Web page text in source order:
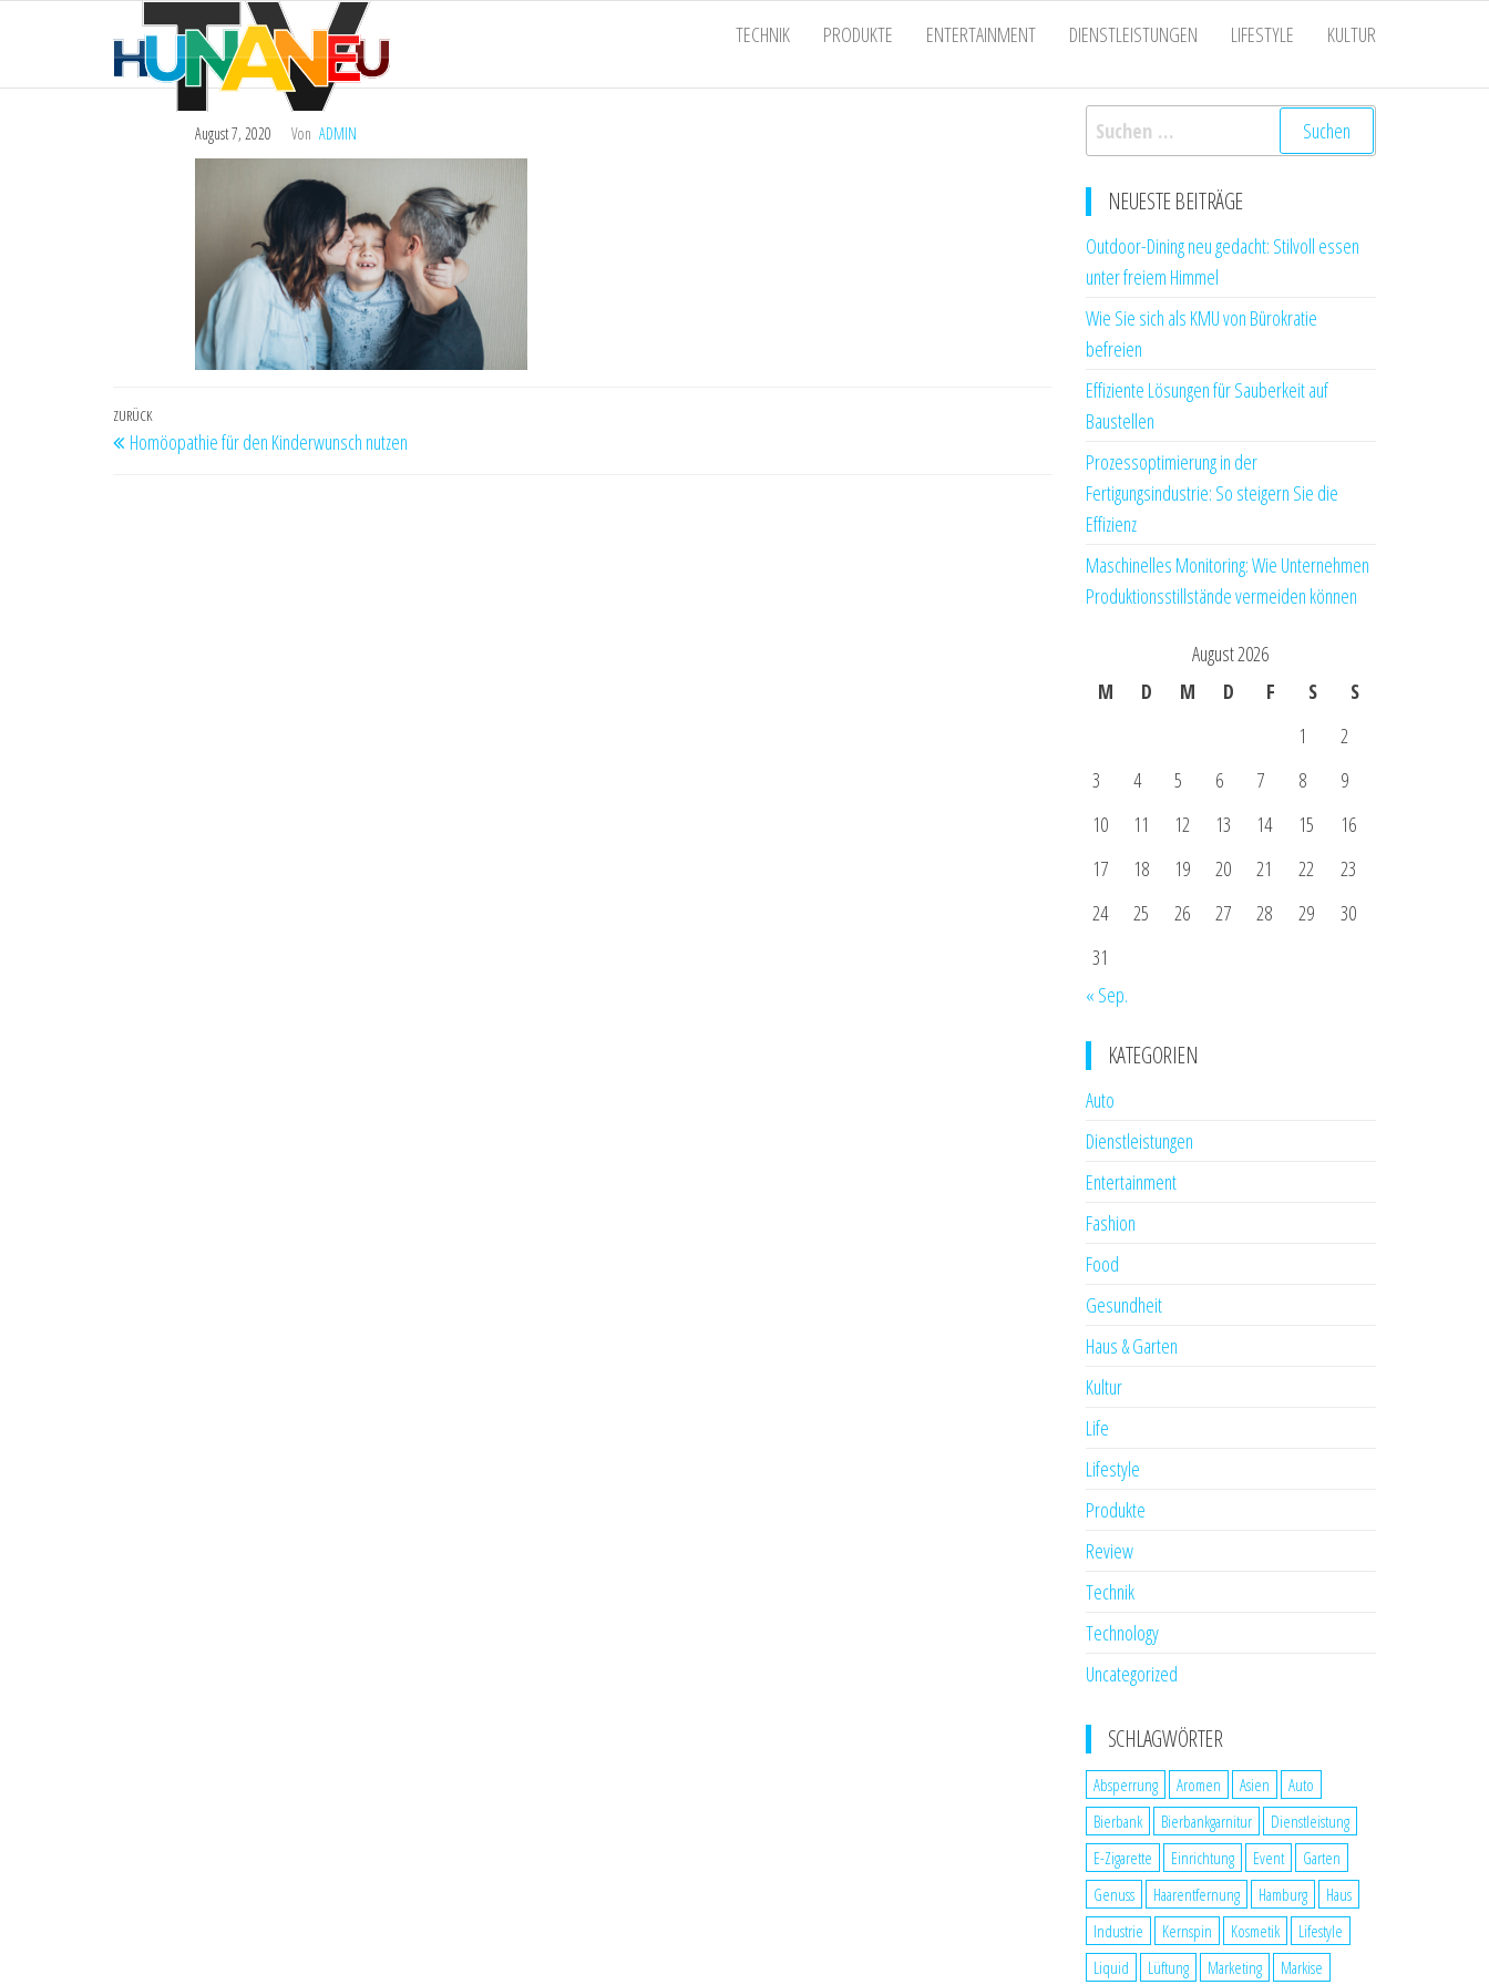
TECHNIK PRODUKTE ENTERTAINMENT DIENSTLEISTUNGEN LIFESTYLE KULTUR
August 7, 2020 Von ADMIN
Beitragsnavigation
Vorheriger
Beitrag
ZURÜCK
Homöopathie für den Kinderwunsch nutzen
Suchen
nach:
NEUESTE BEITRÄGE
Outdoor-Dining neu gedacht: Stilvoll essen
unter freiem Himmel
Wie Sie sich als KMU von Bürokratie
befreien
Effiziente Lösungen für Sauberkeit auf
Baustellen
Prozessoptimierung in der
Fertigungsindustrie: So steigern Sie die
Effizienz
Maschinelles Monitoring: Wie Unternehmen
Produktionsstillstände vermeiden können
August 2026
M
D M D F S
S
1
2
3
4 5 6 7 8
9
10
11 12 13 14 15
16
17
18 19 20 21 22
23
24
25 26 27 28 29
30
31
« Sep.
KATEGORIEN
Auto
Dienstleistungen
Entertainment
Fashion
Food
Gesundheit
Haus & Garten
Kultur
Life
Lifestyle
Produkte
Review
Technik
Technology
Uncategorized
SCHLAGWÖRTER
Absperrung Aromen Asien
Auto
Bierbank
Bierbankgarnitur
Dienstleistung
E-Zigarette
Einrichtung Event
Garten
Genuss
Haarentfernung Hamburg
Haus
Industrie
Kernspin Kosmetik
Lifestyle
Liquid
Lüftung Marketing Markise